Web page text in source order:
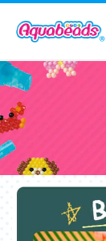
Wat is